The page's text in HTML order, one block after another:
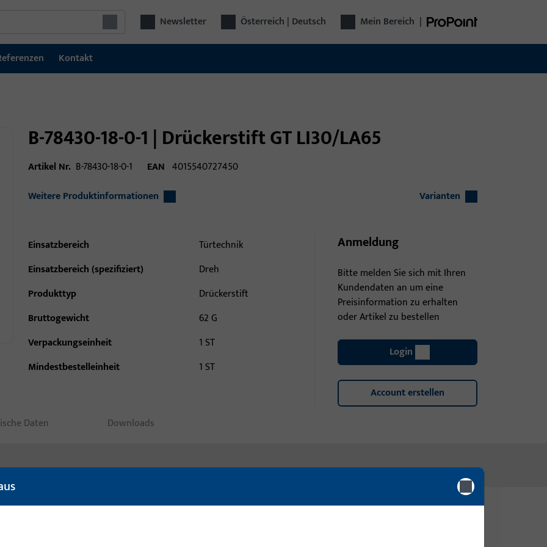
Newsletter Österreich | Deutsch Mein Bereich |
Kontakt
B-78430-18-0-1 | Drückerstift GT LI30/LA65
Artikel Nr. B-78430-18-0-1 EAN 4015540727450
Weitere Produktinformationen
Varianten
Einsatzbereich
Türtechnik
Einsatzbereich (spezifiziert)
Dreh
Produkttyp
Drückerstift
Bruttogewicht
62 G
Verpackungseinheit
1 ST
Mindestbestelleinheit
1 ST
Anmeldung
Bitte melden Sie sich mit Ihren
Kundendaten an um eine
Preisinformation zu erhalten
oder Artikel zu bestellen
Login
Account erstellen
Daten Downloads